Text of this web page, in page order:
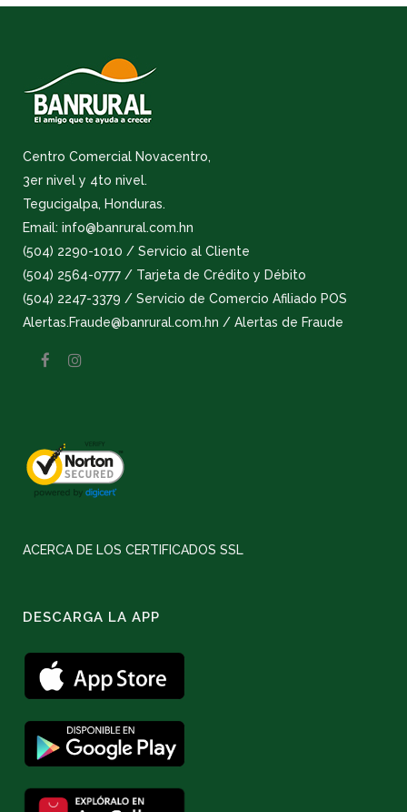
Centro Comercial Novacentro,
3er nivel y 4to nivel.
Tegucigalpa, Honduras.
Email: info@banrural.com.hn
(504) 2290-1010 / Servicio al Cliente
(504) 2564-0777 / Tarjeta de Crédito y Débito
(504) 2247-3379 / Servicio de Comercio Afiliado POS
Alertas.Fraude@banrural.com.hn / Alertas de Fraude
ACERCA DE LOS CERTIFICADOS SSL
DESCARGA LA APP